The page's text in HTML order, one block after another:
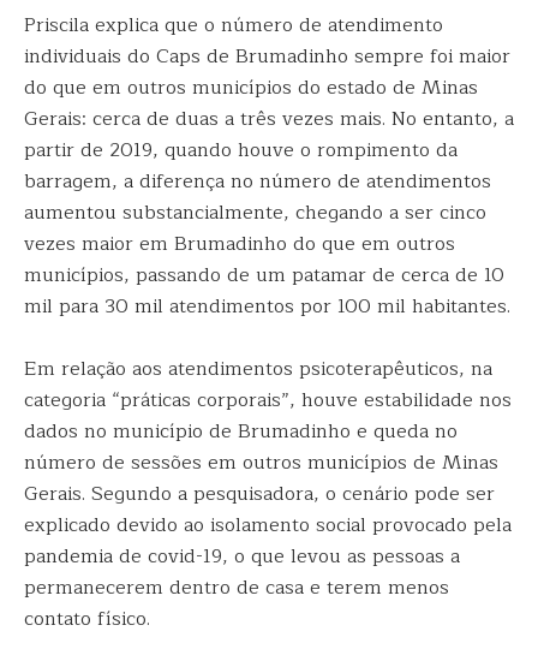
Priscila explica que o número de atendimento
individuais do Caps de Brumadinho sempre foi maior
do que em outros municípios do estado de Minas
Gerais: cerca de duas a três vezes mais. No entanto, a
partir de 2019, quando houve o rompimento da
barragem, a diferença no número de atendimentos
aumentou substancialmente, chegando a ser cinco
vezes maior em Brumadinho do que em outros
municípios, passando de um patamar de cerca de 10
mil para 30 mil atendimentos por 100 mil habitantes.
Em relação aos atendimentos psicoterapêuticos, na
categoria “práticas corporais”, houve estabilidade nos
dados no município de Brumadinho e queda no
número de sessões em outros municípios de Minas
Gerais. Segundo a pesquisadora, o cenário pode ser
explicado devido ao isolamento social provocado pela
pandemia de covid-19, o que levou as pessoas a
permanecerem dentro de casa e terem menos
contato físico.